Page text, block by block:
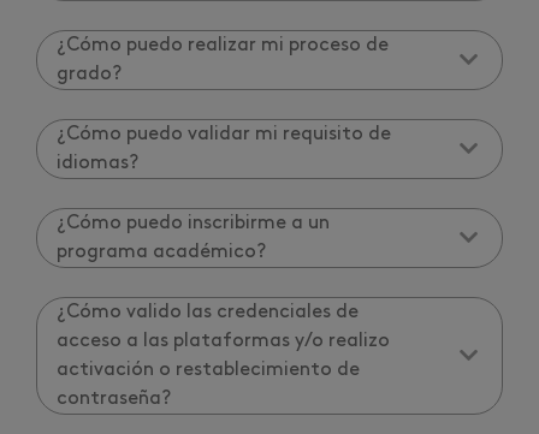
¿Cómo puedo realizar mi proceso de
grado?
¿Cómo puedo validar mi requisito de
idiomas?
¿Cómo puedo inscribirme a un
programa académico?
¿Cómo valido las credenciales de
acceso a las plataformas y/o realizo
activación o restablecimiento de
contraseña?